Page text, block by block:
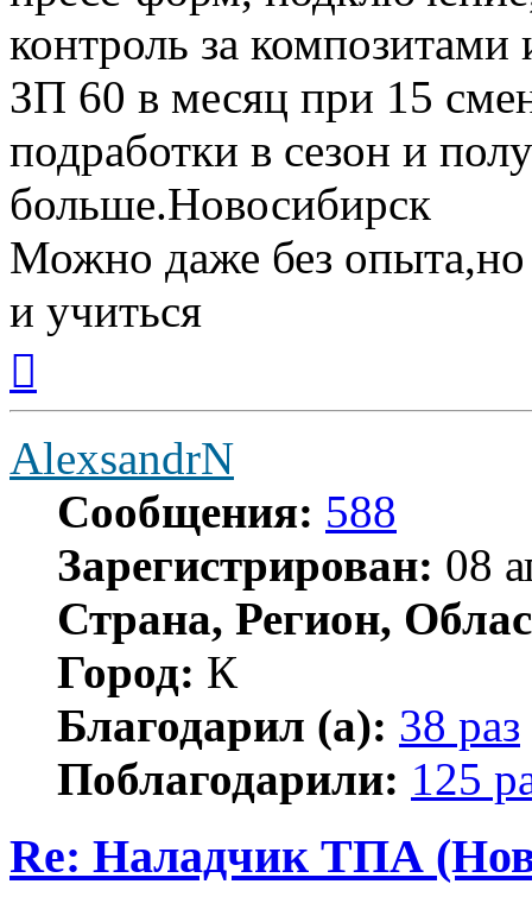
контроль за композитами
ЗП 60 в месяц при 15
подработки в сезон и
больше.Новосибирск
Можно даже без опыта,но
и учиться
началу
AlexsandrN
Сообщения: 588
Зарегистрирован: 08
Страна, Регион,
Город: К
Благодарил (а): 38 раз
Поблагодарили: 125
Re: Наладчик ТПА